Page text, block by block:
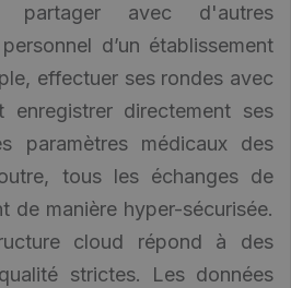
partager avec d'autres
d’un établissement
effectuer ses rondes avec
enregistrer directement ses
paramètres médicaux des
tous les échanges de
de manière hyper-sécurisée.
cloud répond à des
strictes. Les données